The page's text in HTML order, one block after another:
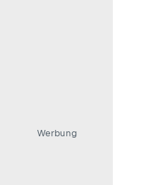
Werbung